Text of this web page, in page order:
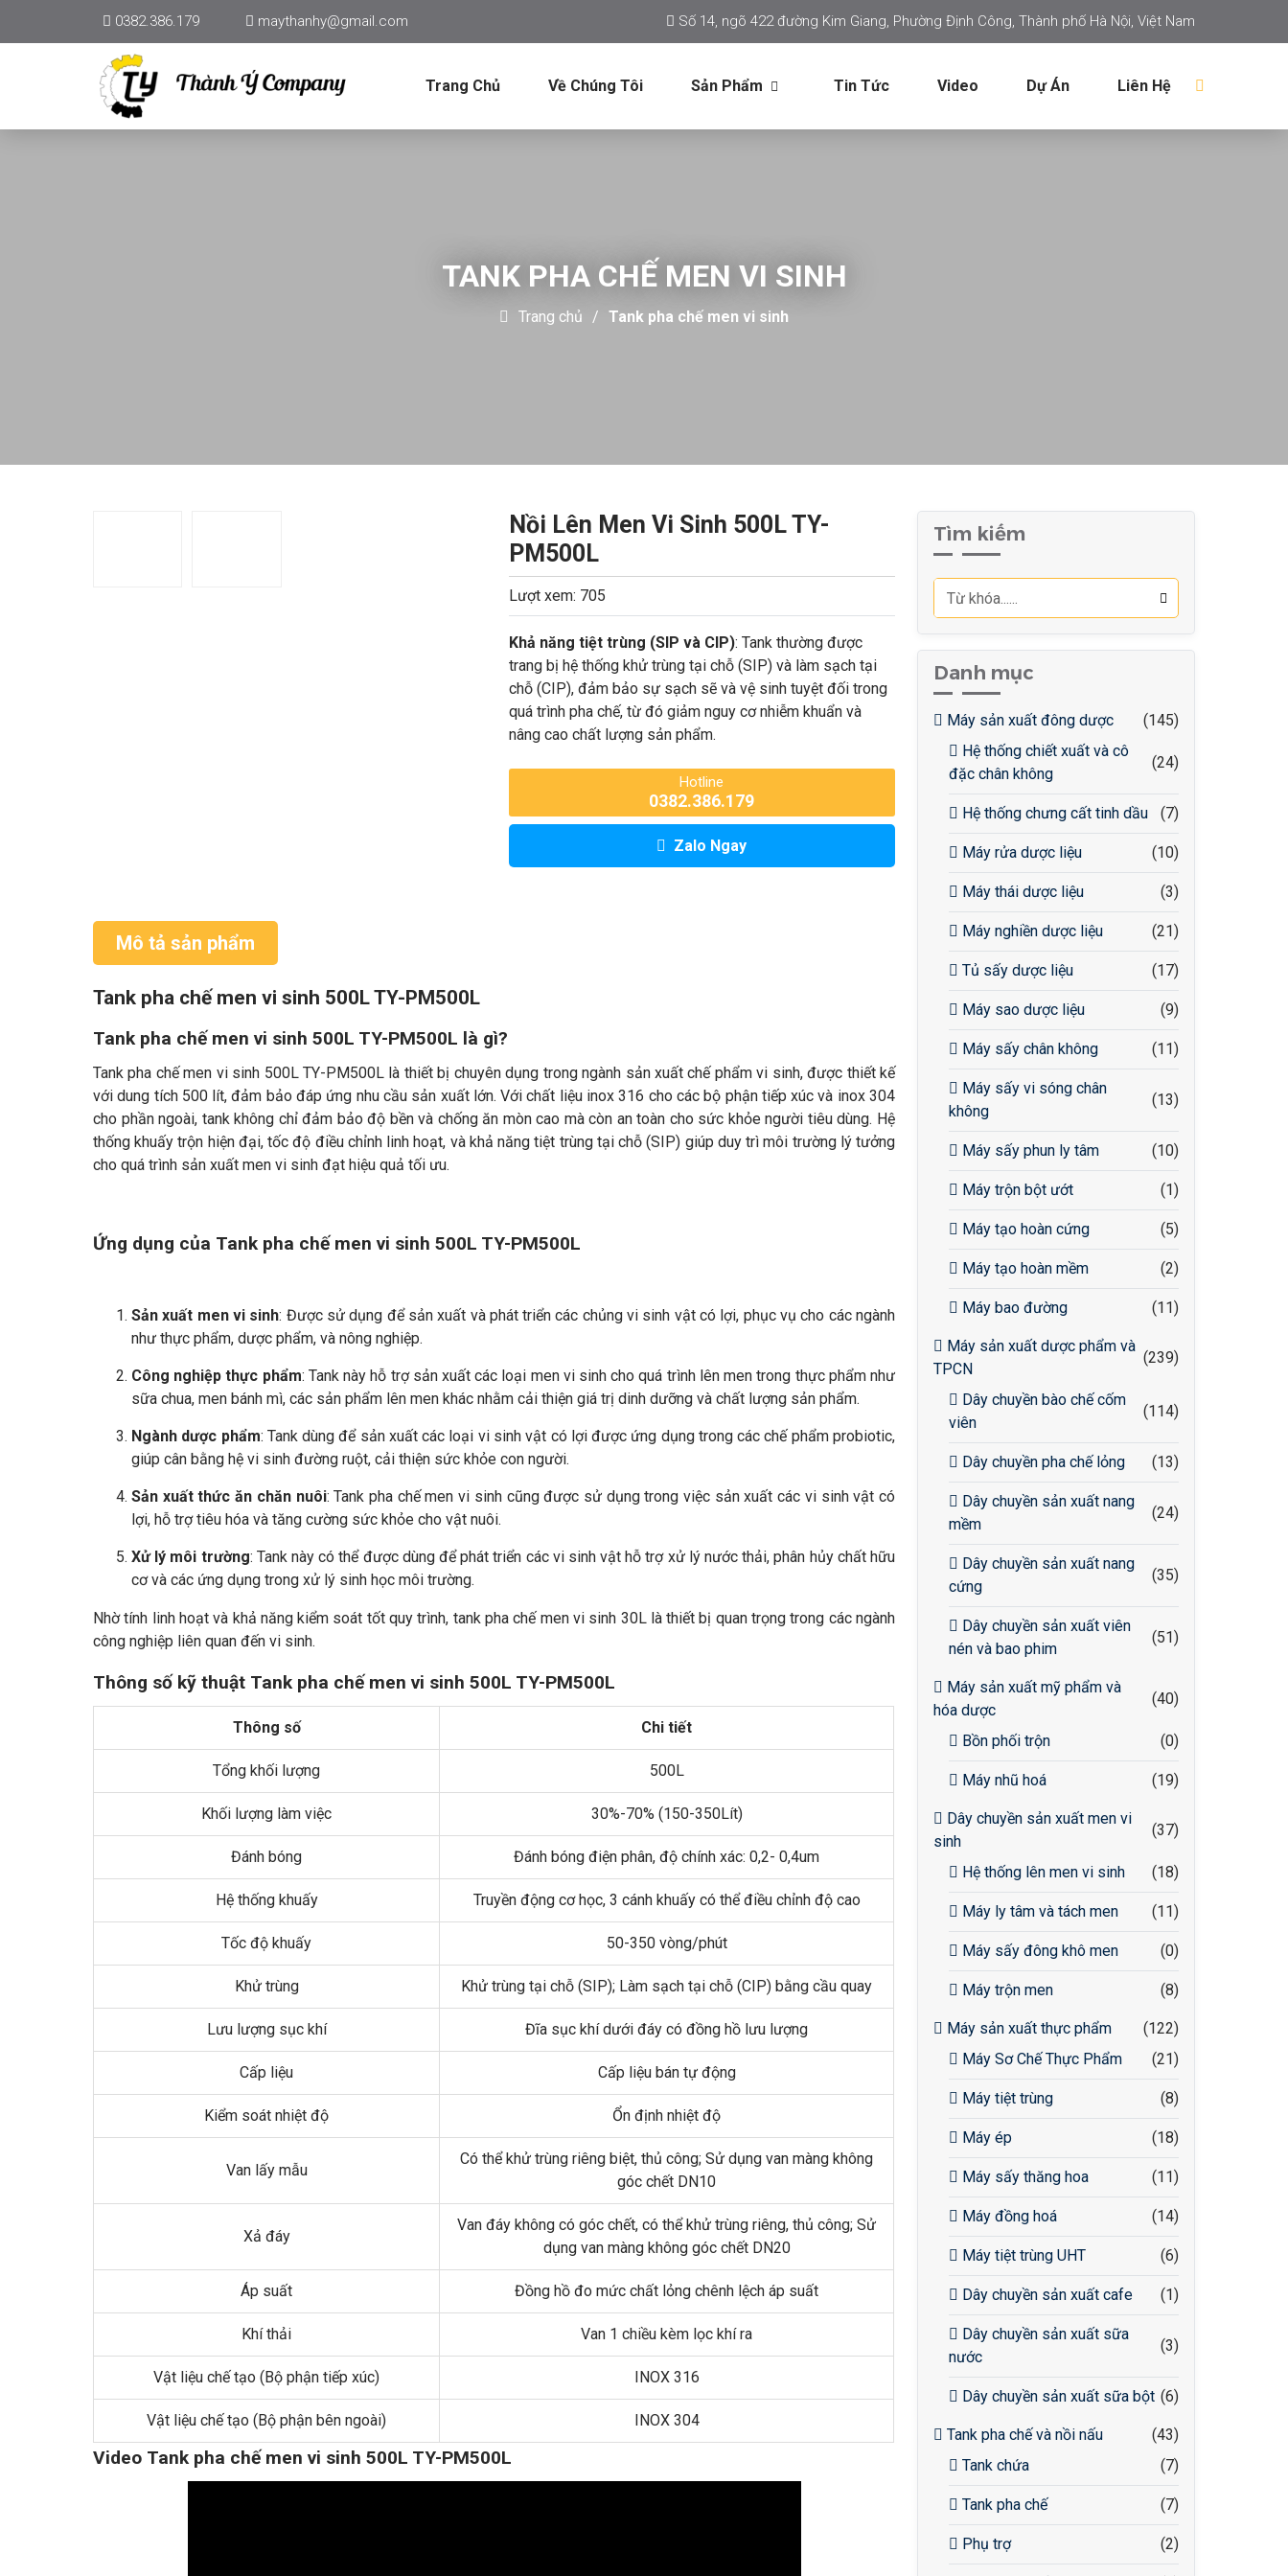
0382.386.179 maythanhy@gmail.com Số 14, ngõ 422 đường Kim Giang, Phường Định Công, Thành phố Hà Nội, Việt Nam
Trang Chủ Về Chúng Tôi Sản Phẩm Tin Tức Video Dự Án Liên Hệ
TANK PHA CHẾ MEN VI SINH
Trang chủ Tank pha chế men vi sinh
Nồi Lên Men Vi Sinh 500L TY-
PM500L
Lượt xem: 705
Khả năng tiệt trùng (SIP và CIP): Tank thường được
trang bị hệ thống khử trùng tại chỗ (SIP) và làm sạch tại
chỗ (CIP), đảm bảo sự sạch sẽ và vệ sinh tuyệt đối trong
quá trình pha chế, từ đó giảm nguy cơ nhiễm khuẩn và
nâng cao chất lượng sản phẩm.
Hotline
0382.386.179
Zalo Ngay
Mô tả sản phẩm
Tank pha chế men vi sinh 500L TY-PM500L
Tank pha chế men vi sinh 500L TY-PM500L là gì?
Tank pha chế men vi sinh 500L TY-PM500L là thiết bị chuyên dụng trong ngành sản xuất chế phẩm vi sinh, được thiết kế
với dung tích 500 lít, đảm bảo đáp ứng nhu cầu sản xuất lớn. Với chất liệu inox 316 cho các bộ phận tiếp xúc và inox 304
cho phần ngoài, tank không chỉ đảm bảo độ bền và chống ăn mòn cao mà còn an toàn cho sức khỏe người tiêu dùng. Hệ
thống khuấy trộn hiện đại, tốc độ điều chỉnh linh hoạt, và khả năng tiệt trùng tại chỗ (SIP) giúp duy trì môi trường lý tưởng
cho quá trình sản xuất men vi sinh đạt hiệu quả tối ưu.
Ứng dụng của Tank pha chế men vi sinh 500L TY-PM500L
Sản xuất men vi sinh: Được sử dụng để sản xuất và phát triển các chủng vi sinh vật có lợi, phục vụ cho các ngành
như thực phẩm, dược phẩm, và nông nghiệp.
Công nghiệp thực phẩm: Tank này hỗ trợ sản xuất các loại men vi sinh cho quá trình lên men trong thực phẩm như
sữa chua, men bánh mì, các sản phẩm lên men khác nhằm cải thiện giá trị dinh dưỡng và chất lượng sản phẩm.
Ngành dược phẩm: Tank dùng để sản xuất các loại vi sinh vật có lợi được ứng dụng trong các chế phẩm probiotic,
giúp cân bằng hệ vi sinh đường ruột, cải thiện sức khỏe con người.
Sản xuất thức ăn chăn nuôi: Tank pha chế men vi sinh cũng được sử dụng trong việc sản xuất các vi sinh vật có
lợi, hỗ trợ tiêu hóa và tăng cường sức khỏe cho vật nuôi.
Xử lý môi trường: Tank này có thể được dùng để phát triển các vi sinh vật hỗ trợ xử lý nước thải, phân hủy chất hữu
cơ và các ứng dụng trong xử lý sinh học môi trường.
Nhờ tính linh hoạt và khả năng kiểm soát tốt quy trình, tank pha chế men vi sinh 30L là thiết bị quan trọng trong các ngành
công nghiệp liên quan đến vi sinh.
Thông số kỹ thuật Tank pha chế men vi sinh 500L TY-PM500L
Thông số Chi tiết
Tổng khối lượng 500L
Khối lượng làm việc 30%-70% (150-350Lít)
Đánh bóng Đánh bóng điện phân, độ chính xác: 0,2- 0,4um
Hệ thống khuấy Truyền động cơ học, 3 cánh khuấy có thể điều chỉnh độ cao
Tốc độ khuấy 50-350 vòng/phút
Khử trùng Khử trùng tại chỗ (SIP); Làm sạch tại chỗ (CIP) bằng cầu quay
Lưu lượng sục khí Đĩa sục khí dưới đáy có đồng hồ lưu lượng
Cấp liệu Cấp liệu bán tự động
Kiểm soát nhiệt độ Ổn định nhiệt độ
Van lấy mẫu
Có thể khử trùng riêng biệt, thủ công; Sử dụng van màng không
góc chết DN10
Xả đáy
Van đáy không có góc chết, có thể khử trùng riêng, thủ công; Sử
dụng van màng không góc chết DN20
Áp suất Đồng hồ đo mức chất lỏng chênh lệch áp suất
Khí thải Van 1 chiều kèm lọc khí ra
Vật liệu chế tạo (Bộ phận tiếp xúc) INOX 316
Vật liệu chế tạo (Bộ phận bên ngoài) INOX 304
Video Tank pha chế men vi sinh 500L TY-PM500L
Tìm kiếm
Danh mục
Máy sản xuất đông dược
(145)
Hệ thống chiết xuất và cô
đặc chân không
(24)
Hệ thống chưng cất tinh dầu (7)
Máy rửa dược liệu (10)
Máy thái dược liệu (3)
Máy nghiền dược liệu (21)
Tủ sấy dược liệu (17)
Máy sao dược liệu (9)
Máy sấy chân không (11)
Máy sấy vi sóng chân
không
(13)
Máy sấy phun ly tâm (10)
Máy trộn bột ướt (1)
Máy tạo hoàn cứng (5)
Máy tạo hoàn mềm (2)
Máy bao đường (11)
Máy sản xuất dược phẩm và
TPCN
(239)
Dây chuyền bào chế cốm
viên
(114)
Dây chuyền pha chế lỏng (13)
Dây chuyền sản xuất nang
mềm
(24)
Dây chuyền sản xuất nang
cứng
(35)
Dây chuyền sản xuất viên
nén và bao phim
(51)
Máy sản xuất mỹ phẩm và
hóa dược
(40)
Bồn phối trộn (0)
Máy nhũ hoá (19)
Dây chuyền sản xuất men vi
sinh
(37)
Hệ thống lên men vi sinh (18)
Máy ly tâm và tách men (11)
Máy sấy đông khô men (0)
Máy trộn men (8)
Máy sản xuất thực phẩm
(122)
Máy Sơ Chế Thực Phẩm
(21)
Máy tiệt trùng (8)
Máy ép (18)
Máy sấy thăng hoa (11)
Máy đồng hoá (14)
Máy tiệt trùng UHT (6)
Dây chuyền sản xuất cafe (1)
Dây chuyền sản xuất sữa
nước
(3)
Dây chuyền sản xuất sữa bột (6)
Tank pha chế và nồi nấu
(43)
Tank chứa
(7)
Tank pha chế (7)
Phụ trợ (2)